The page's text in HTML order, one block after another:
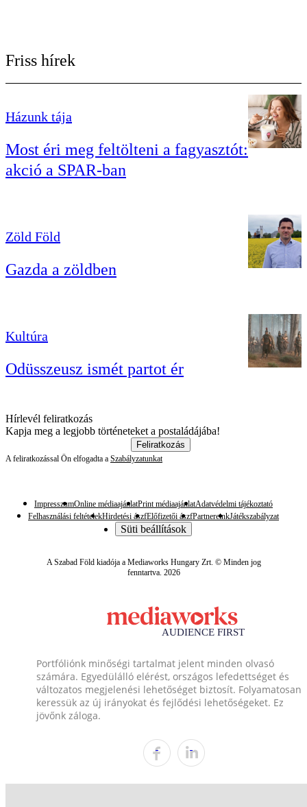
Friss hírek
Házunk tája
Most éri meg feltölteni a fagyasztót:
akció a SPAR-ban
Zöld Föld
Gazda a zöldben
Kultúra
Odüsszeusz ismét partot ér
Hírlevél feliratkozás
Kapja meg a legjobb történeteket a postaládájába!
Feliratkozás
A feliratkozással Ön elfogadta a Szabályzatunkat
ImpresszumOnline médiaajánlatPrint médiaajánlatAdatvédelmi tájékoztató
Felhasználási feltételekHirdetési ászfElőfizetői ászfPartnereinkJátékszabályzat
Süti beállítások
A Szabad Föld kiadója a Mediaworks Hungary Zrt. © Minden jog
fenntartva. 2026
Portfóliónk minőségi tartalmat jelent minden olvasó
számára. Egyedülálló elérést, országos lefedettséget és
változatos megjelenési lehetőséget biztosít. Folyamatosan
keressük az új irányokat és fejlődési lehetőségeket. Ez
jövőnk záloga.